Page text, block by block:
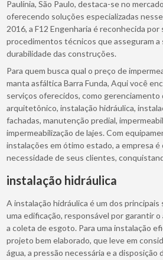
Paulínia, São Paulo, destaca-se no
oferecendo soluções especializadas
2016, a F12 Engenharia é reconhecida
procedimentos técnicos que asseguram a
durabilidade das construções.
Para quem busca qual o preço de
manta asfáltica Barra Funda, Aqui você
serviços oferecidos, como gerenciamento
arquitetônico, instalação hidráulica,
fachadas, manutenção predial,
impermeabilização de lajes. Com
instalações em ótimo estado, a empresa é
necessidade de seus clientes,
instalação hidráulica
A instalação hidráulica é um dos
uma edificação, responsável por garantir
a coleta de esgoto. Para uma instalação
projeto bem elaborado, que leve em
água, a pressão necessária e a disposição